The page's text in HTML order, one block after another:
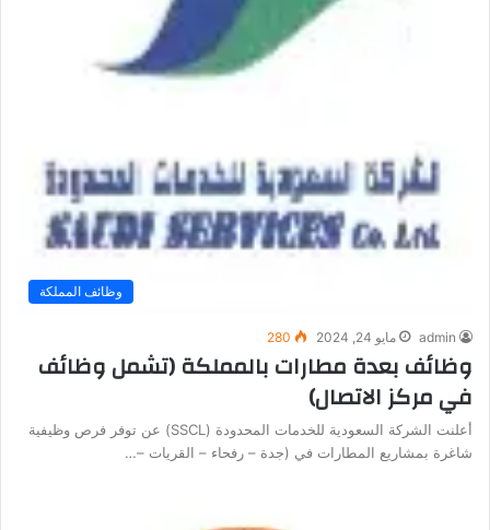
وظائف المملكة
admin مايو 24, 2024 280
وظائف بعدة مطارات بالمملكة (تشمل وظائف
في مركز الاتصال)
أعلنت الشركة السعودية للخدمات المحدودة (SSCL) عن توفر فرص وظيفية
شاغرة بمشاريع المطارات في (جدة – رفحاء – القريات –…